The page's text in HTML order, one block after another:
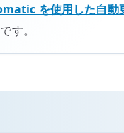
を使用した自動
す。